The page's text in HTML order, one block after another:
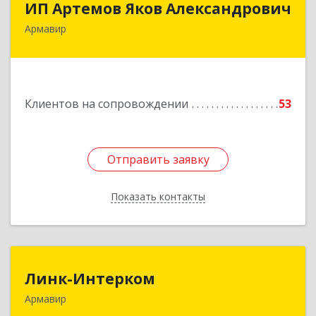
ИП Артемов Яков Александрович
Армавир
Клиентов на сопровождении 53
Отправить заявку
Показать контакты
Отправить заявку
Назад
Линк-Интерком
Армавир